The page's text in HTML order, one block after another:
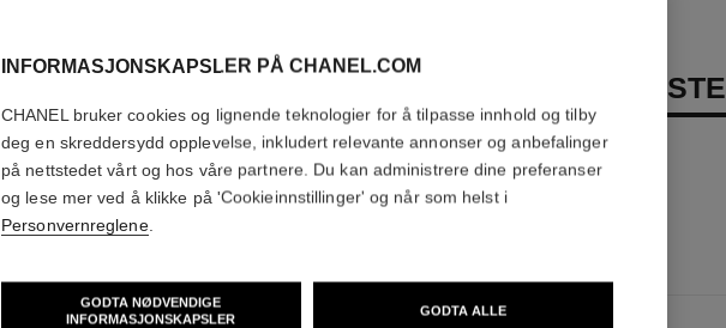
JOUES CONTRASTE
Powder Blush
Flere detaljer
INFORMASJONSKAPSLER PÅ CHANEL.COM
CHANEL bruker cookies og lignende teknologier for å tilpasse innhold og tilby
deg en skreddersydd opplevelse, inkludert relevante annonser og anbefalinger
på nettstedet vårt og hos våre partnere. Du kan administrere dine preferanser
og lese mer ved å klikke på 'Cookieinnstillinger' og når som helst i
Personvernreglene.
GODTA NØDVENDIGE
INFORMASJONSKAPSLER
GODTA ALLE